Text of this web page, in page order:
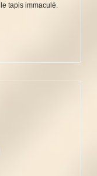
tapis immaculé.